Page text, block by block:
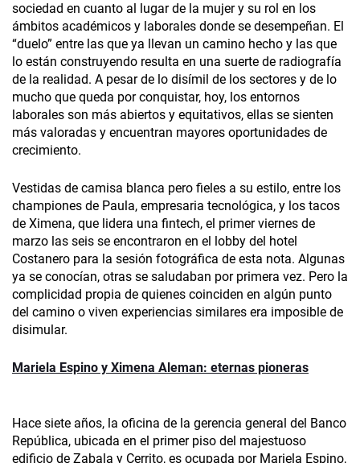
sociedad en cuanto al lugar de la mujer y su rol en los
ámbitos académicos y laborales donde se desempeñan. El
“duelo” entre las que ya llevan un camino hecho y las que
lo están construyendo resulta en una suerte de radiografía
de la realidad. A pesar de lo disímil de los sectores y de lo
mucho que queda por conquistar, hoy, los entornos
laborales son más abiertos y equitativos, ellas se sienten
más valoradas y encuentran mayores oportunidades de
crecimiento.
Vestidas de camisa blanca pero fieles a su estilo, entre los
championes de Paula, empresaria tecnológica, y los tacos
de Ximena, que lidera una fintech, el primer viernes de
marzo las seis se encontraron en el lobby del hotel
Costanero para la sesión fotográfica de esta nota. Algunas
ya se conocían, otras se saludaban por primera vez. Pero la
complicidad propia de quienes coinciden en algún punto
del camino o viven experiencias similares era imposible de
disimular.
Mariela Espino y Ximena Aleman: eternas pioneras
Hace siete años, la oficina de la gerencia general del Banco
República, ubicada en el primer piso del majestuoso
edificio de Zabala y Cerrito, es ocupada por Mariela Espino,